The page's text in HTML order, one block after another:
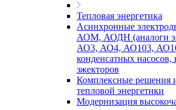
Тепловая энергетика
Асинхронные
АОМ, АОДН (аналоги
АО3, АО4, АО103,
конденсатных насосов,
эжекторов
Комплексные решения
тепловой энергетики
Модернизация